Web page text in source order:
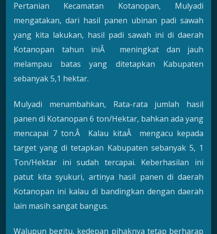
Pertanian Kecamatan Kotanopan, Mulyadi
mengatakan, dari hasil panen ubinan padi sawah
yang kita lakukan, hasil padi sawah ini di daerah
Kotanopan tahun iniÂ meningkat dan jauh
melampau batas yang ditetapkan Kabupaten
sebanyak 5,1 hektar.
Mulyadi menambahkan, Rata-rata jumlah hasil
panen di Kotanopan 6 ton/Hektar, bahkan ada yang
mencapai 7 ton.Â Kalau kitaÂ mengacu kepada
target yang di tetapkan Kabupaten sebanyak 5, 1
Ton/Hektar ini sudah tercapai. Keberhasilan ini
patut kita syukuri, artinya hasil panen di daerah
Kotanopan ini kalau di bandingkan dengan daerah
lain masih sangat bangus.
Walupun begitu, kedepan pihaknya tetap berharap